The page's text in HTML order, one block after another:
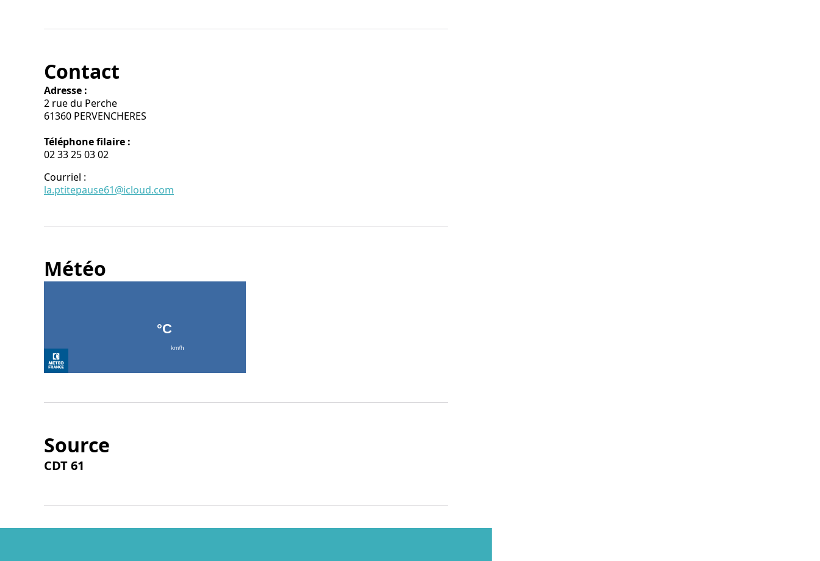
Contact
Adresse :
2 rue du Perche
61360 PERVENCHERES
Téléphone filaire :
02 33 25 03 02
Courriel :
la.ptitepause61@icloud.com
Météo
Source
CDT 61